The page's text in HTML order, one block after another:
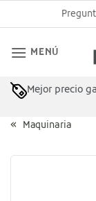
al
MENÚ
Mejor precio
Maquinaria